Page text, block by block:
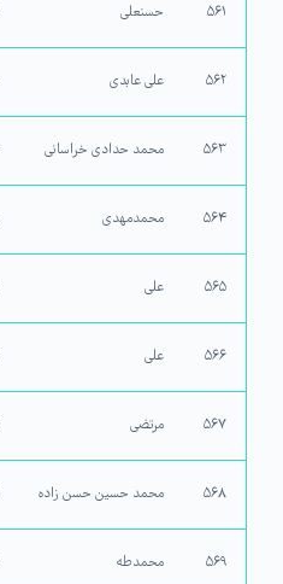
۵۶۱ حسنعلی
۵۶۲ علی عابدی
۵۶۳ محمد حدادی خراسانی
۵۶۴ محمدمهدی
۵۶۵ علی
۵۶۶ علی
۵۶۷ مرتضی
۵۶۸ محمد حسین حسن زاده
۵۶۹ محمدطه